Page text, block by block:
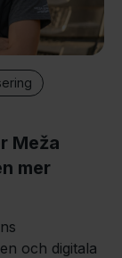
Meža
mer
och digitala